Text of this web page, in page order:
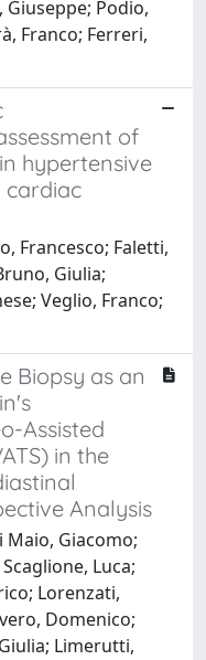
Giuseppe; Podio,
Franco; Ferreri,
of
hypertensive
cardiac
Francesco; Faletti,
Giulia;
Veglio, Franco;
Biopsy as an
Assisted
in the
Analysis
Maio, Giacomo;
Luca;
Lorenzati,
Domenico;
Limerutti,